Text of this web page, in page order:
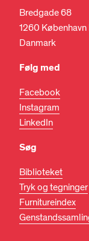
Bredgade 68
1260 København
Danmark
Følg med
Facebook
Instagram
LinkedIn
Søg
Biblioteket
Tryk og tegninger
Furnitureindex